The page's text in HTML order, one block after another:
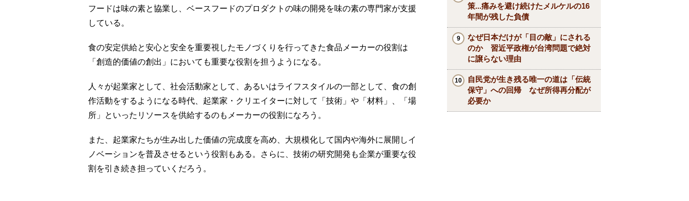
フードは味の素と協業し、ベースフードのプロダクトの味の開発を味の素の専門家が支援
している。
食の安定供給と安心と安全を重要視したモノづくりを行ってきた食品メーカーの役割は
「創造的価値の創出」においても重要な役割を担うようになる。
人々が起業家として、社会活動家として、あるいはライフスタイルの一部として、食の創
作活動をするようになる時代、起業家・クリエイターに対して「技術」や「材料」、「場
所」といったリソースを供給するのもメーカーの役割になろう。
また、起業家たちが生み出した価値の完成度を高め、大規模化して国内や海外に展開しイ
ノベーションを普及させるという役割もある。さらに、技術の研究開発も企業が重要な役
割を引き続き担っていくだろう。
策...痛みを避け続けたメルケルの16
年間が残した負債
なぜ日本だけが「目の敵」にされる
のか 習近平政権が台湾問題で絶対
に譲らない理由
自民党が生き残る唯一の道は「伝統
保守」への回帰 なぜ所得再分配が
必要か